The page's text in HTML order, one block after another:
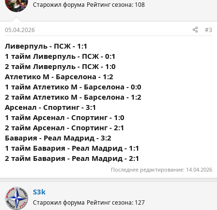
Старожил форума Рейтинг сезона: 108
05.04.2026 #3
Ливерпуль - ПСЖ - 1:1
1 тайм Ливерпуль - ПСЖ - 0:1
2 тайм Ливерпуль - ПСЖ - 1:0
Атлетико М - Барселона - 1:2
1 тайм Атлетико М - Барселона - 0:0
2 тайм Атлетико М - Барселона - 1:2
Арсенал - Спортинг - 3:1
1 тайм Арсенал - Спортинг - 1:0
2 тайм Арсенал - Спортинг - 2:1
Бавария - Реал Мадрид - 3:2
1 тайм Бавария - Реал Мадрид - 1:1
2 тайм Бавария - Реал Мадрид - 2:1
Последнее редактирование: 14.04.2026
S3k
Старожил форума Рейтинг сезона: 127